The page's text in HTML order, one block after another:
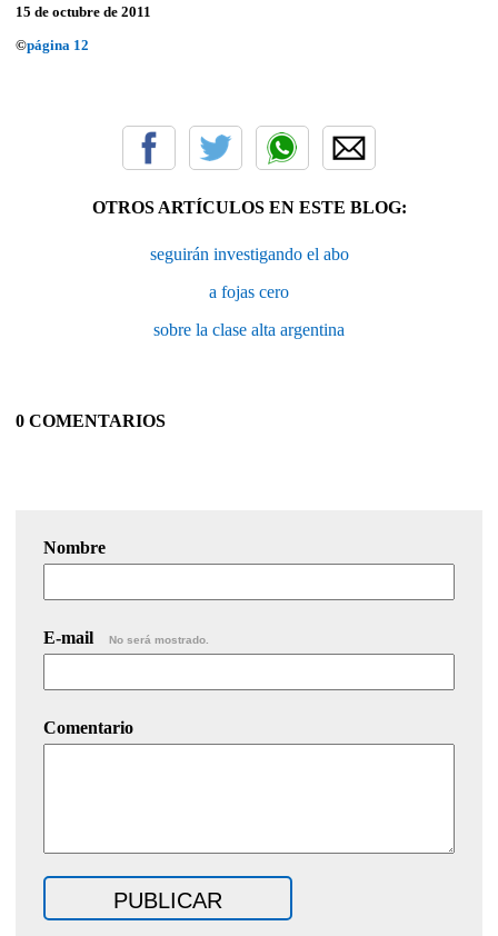
15 de octubre de 2011
©página 12
OTROS ARTÍCULOS EN ESTE BLOG:
seguirán investigando el abo
a fojas cero
sobre la clase alta argentina
0 COMENTARIOS
Nombre
E-mail No será mostrado.
Comentario